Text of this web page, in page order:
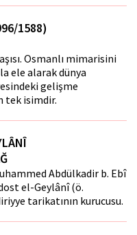
1588)
Osmanlı mimarisini
ele alarak dünya
gelişme
tek isimdir.
Abdülkadir b. Ebî
el-Geylânî (ö.
tarikatının kurucusu.